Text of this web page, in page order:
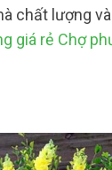
chất lượng
giá rẻ Chợ